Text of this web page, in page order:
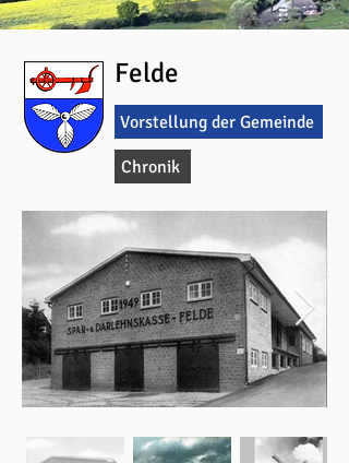
Felde
Vorstellung der Gemeinde
Chronik